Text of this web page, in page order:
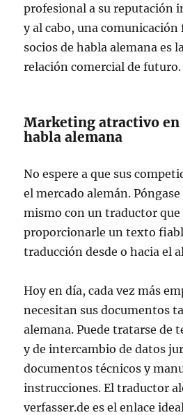
profesional a su reputación
y al cabo, una comunicación
socios de habla alemana es
relación comercial de futuro.
Marketing atractivo en
habla alemana
No espere a que sus
el mercado alemán.
mismo con un traductor que
proporcionarle un texto
traducción desde o hacia el
Hoy en día, cada vez más
necesitan sus documentos
alemana. Puede tratarse de
y de intercambio de datos
documentos técnicos y
instrucciones. El traductor
verfasser.de es el enlace